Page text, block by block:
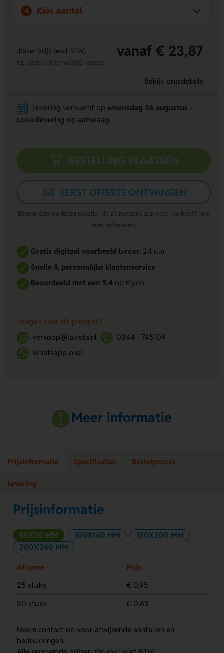
Wij bieden het grootste aanbod van Nederland aan
precies krijgen wat ze nodig hebben. Wij gebruiken
duurzame materialen om een langdurige kwaliteit te
waarborgen. Persoonlijk contact staat bij ons hoog in het
vaandel, wij luisteren naar de wensen van onze klanten en
4 Kies aantal
Jouw prijs (excl. BTW) vanaf € 23,87
op basis van je huidige keuzes
Bekijk prijsdetails
Levering verwacht op woensdag 26 augustus
spoedlevering op aanvraag
BESTELLING PLAATSEN
EERST OFFERTE ONTVANGEN
Binnen één werkdag reactie · Je zit nergens aan vast · Je hoeft nog
niet te betalen
Gratis digitaal voorbeeldbinnen 24 uur
Snelle & persoonlijke klantenservice
Beoordeeld met een 9,4op Kiyoh
Vragen over dit product?
verkoop@lavista.nl
0344 - 745109
Whatsapp ons!
Meer informatie
Prijsinformatie Specificaties Bestelproces
Levering
Prijsinformatie
50X70 MM 100X140 MM
150X200 MM
200X280 MM
Afname
Prijs
25 stuks
€ 0,95
50 stuks
€ 0,83
Neem contact op voor afwijkende aantallen en
bedrukkingen.